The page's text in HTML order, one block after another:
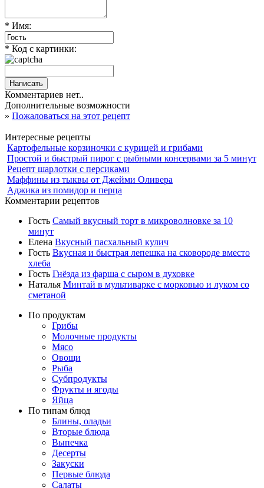
* Имя:
* Код с картинки:
Комментариев нет..
Дополнительные возможности
» Пожаловаться на этот рецепт
Интересные рецепты
Картофельные корзиночки с курицей и грибами
Простой и быстрый пирог с рыбными консервами за 5 минут
Рецепт шарлотки с персиками
Маффины из тыквы от Джейми Оливера
Аджика из помидор и перца
Комментарии рецептов
Гость Самый вкусный торт в микроволновке за 10
минут
Елена Вкусный пасхальный кулич
Гость Вкусная и быстрая лепешка на сковороде вместо
хлеба
Гость Гнёзда из фарша с сыром в духовке
Наталья Минтай в мультиварке с морковью и луком со
сметаной
По продуктам
Грибы
Молочные продукты
Мясо
Овощи
Рыба
Субпродукты
Фрукты и ягоды
Яйца
По типам блюд
Блины, оладьи
Вторые блюда
Выпечка
Десерты
Закуски
Первые блюда
Салаты